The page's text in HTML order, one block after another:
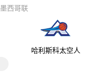
墨西哥联
哈利斯科太空人